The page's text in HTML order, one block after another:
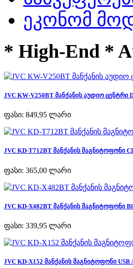
ეკონომ
* High-End *
JVC KW-V250BT მანქანის აუდიო ცენტრი
ფასი: 849,95 ლარი
JVC KD-T712BT მანქანის მაგნიტოფონი
ფასი: 365,00 ლარი
JVC KD-X482BT მანქანის მაგნიტოფონი
ფასი: 339,95 ლარი
JVC KD-X152 მანქანის მაგნიტოფონი USB